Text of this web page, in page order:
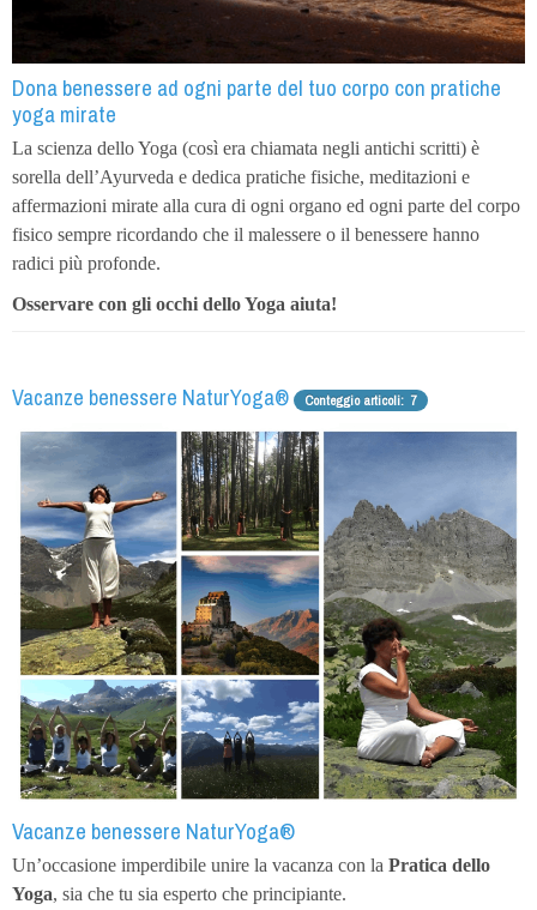
Dona benessere ad ogni parte del tuo corpo con pratiche
yoga mirate
La scienza dello Yoga (così era chiamata negli antichi scritti) è
sorella dell’Ayurveda e dedica pratiche fisiche, meditazioni e
affermazioni mirate alla cura di ogni organo ed ogni parte del corpo
fisico sempre ricordando che il malessere o il benessere hanno
radici più profonde.
Osservare con gli occhi dello Yoga aiuta!
Vacanze benessere NaturYoga® Conteggio articoli: 7
Vacanze benessere NaturYoga®
Un’occasione imperdibile unire la vacanza con la Pratica dello
Yoga, sia che tu sia esperto che principiante.